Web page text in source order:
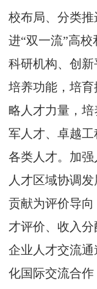
校布局、分类
进“双一流”高
科研机构、创
培养功能，培
略人才力量，
军人才、卓越
各类人才。加
人才区域协调
贡献为评价导
才评价、收入分
企业人才交流
化国际交流合作